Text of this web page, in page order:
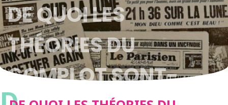
DE QUOI LES
THÉORIES DU
COMPLOT SONT-